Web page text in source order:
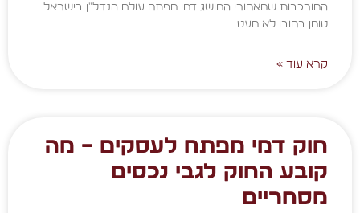
המורכבות שמאחורי המושג דמי מפתח עולם הנדל"ן בישראל
טומן בחובו לא מעט
קרא עוד »
חוק דמי מפתח לעסקים – מה
קובע החוק לגבי נכסים
מסחריים